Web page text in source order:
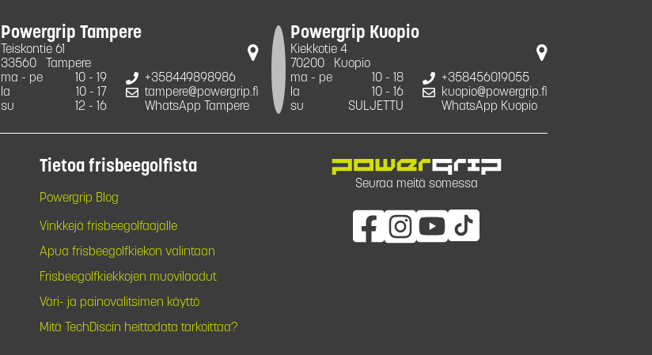
Powergrip Tampere
Teiskontie 61
33560
Tampere
ma - pe
10 - 19
la
10 - 17
su
12 - 16
+358449898986
tampere@powergrip.fi
WhatsApp Tampere
Powergrip Kuopio
Kiekkotie 4
70200
Kuopio
ma - pe
10 - 18
la
10 - 16
su
SULJETTU
+358456019055
kuopio@powergrip.fi
WhatsApp Kuopio
Tietoa frisbeegolfista
Powergrip Blog
Vinkkejä frisbeegolfaajalle
Apua frisbeegolfkiekon valintaan
Frisbeegolfkiekkojen muovilaadut
Väri- ja painovalitsimen käyttö
Mitä TechDiscin heittodata tarkoittaa?
Seuraa meitä somessa